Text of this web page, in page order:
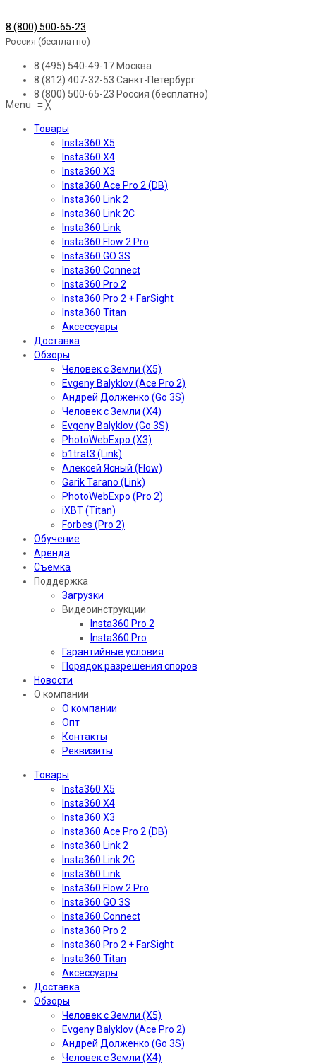
8 (800) 500-65-23
Россия (бесплатно)
8 (495) 540-49-17 Москва
8 (812) 407-32-53 Санкт-Петербург
8 (800) 500-65-23 Россия (бесплатно)
Menu ≡╳
Товары
Insta360 X5
Insta360 X4
Insta360 X3
Insta360 Ace Pro 2 (DB)
Insta360 Link 2
Insta360 Link 2C
Insta360 Link
Insta360 Flow 2 Pro
Insta360 GO 3S
Insta360 Connect
Insta360 Pro 2
Insta360 Pro 2 + FarSight
Insta360 Titan
Аксессуары
Доставка
Обзоры
Человек с Земли (X5)
Evgeny Balyklov (Ace Pro 2)
Андрей Долженко (Go 3S)
Человек с Земли (X4)
Evgeny Balyklov (Go 3S)
PhotoWebExpo (X3)
b1trat3 (Link)
Алексей Ясный (Flow)
Garik Tarano (Link)
PhotoWebExpo (Pro 2)
iXBT (Titan)
Forbes (Pro 2)
Обучение
Аренда
Съемка
Поддержка
Загрузки
Видеоинструкции
Insta360 Pro 2
Insta360 Pro
Гарантийные условия
Порядок разрешения споров
Новости
О компании
О компании
Опт
Контакты
Реквизиты
Товары
Insta360 X5
Insta360 X4
Insta360 X3
Insta360 Ace Pro 2 (DB)
Insta360 Link 2
Insta360 Link 2C
Insta360 Link
Insta360 Flow 2 Pro
Insta360 GO 3S
Insta360 Connect
Insta360 Pro 2
Insta360 Pro 2 + FarSight
Insta360 Titan
Аксессуары
Доставка
Обзоры
Человек с Земли (X5)
Evgeny Balyklov (Ace Pro 2)
Андрей Долженко (Go 3S)
Человек с Земли (X4)